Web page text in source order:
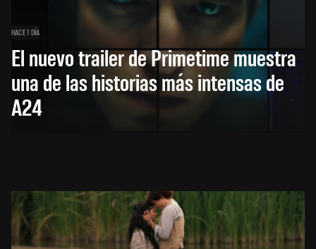
HACE 1 DÍA
El nuevo trailer de Primetime muestra
una de las historias más intensas de
A24